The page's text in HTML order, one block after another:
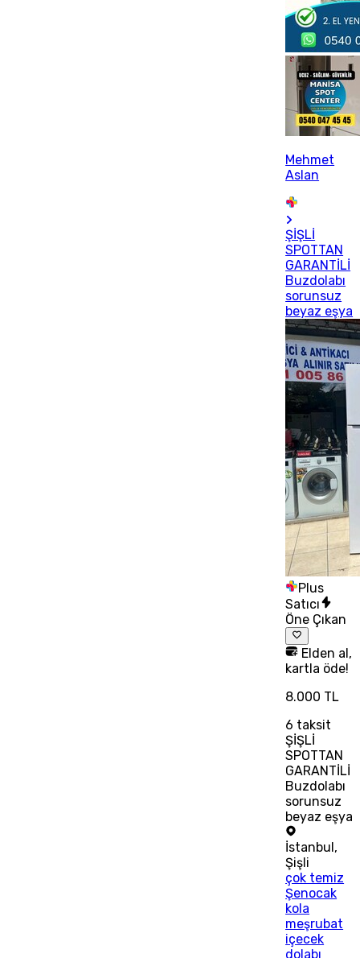
Mehmet
Aslan
ŞİŞLİ
SPOTTAN
GARANTİLİ
Buzdolabı
sorunsuz
beyaz eşya
Plus
Satıcı
Öne Çıkan
Elden al,
kartla öde!
8.000 TL
6 taksit
ŞİŞLİ
SPOTTAN
GARANTİLİ
Buzdolabı
sorunsuz
beyaz eşya
İstanbul ,
Şişli
çok temiz
Şenocak
kola
meşrubat
içecek
dolabı